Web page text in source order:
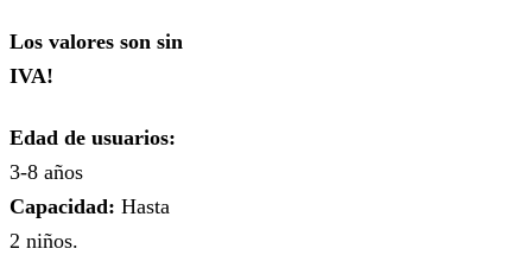
Los valores son sin
IVA!
Edad de usuarios:
3-8 años
Capacidad: Hasta
2 niños.